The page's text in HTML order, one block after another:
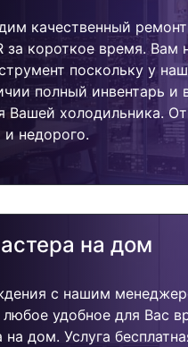
качественный
за короткое время. Вам
поскольку у
полный инвентарь
Вашей холодильника.
и недорого.
на дом
с нашим
любое удобное для Вас
на дом. Услуга